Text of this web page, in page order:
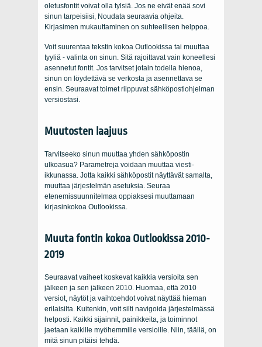
oletusfontit voivat olla tylsiä. Jos ne eivät enää sovi
sinun tarpeisiisi, Noudata seuraavia ohjeita.
Kirjasimen mukauttaminen on suhteellisen helppoa.
Voit suurentaa tekstin kokoa Outlookissa tai muuttaa
tyyliä - valinta on sinun. Sitä rajoittavat vain koneellesi
asennetut fontit. Jos tarvitset jotain todella hienoa,
sinun on löydettävä se verkosta ja asennettava se
ensin. Seuraavat toimet riippuvat sähköpostiohjelman
versiostasi.
Muutosten laajuus
Tarvitseeko sinun muuttaa yhden sähköpostin
ulkoasua? Parametreja voidaan muuttaa viesti-
ikkunassa. Jotta kaikki sähköpostit näyttävät samalta,
muuttaa järjestelmän asetuksia. Seuraa
etenemissuunnitelmaa oppiaksesi muuttamaan
kirjasinkokoa Outlookissa.
Muuta fontin kokoa Outlookissa 2010-
2019
Seuraavat vaiheet koskevat kaikkia versioita sen
jälkeen ja sen jälkeen 2010. Huomaa, että 2010
versiot, näytöt ja vaihtoehdot voivat näyttää hieman
erilaisilta. Kuitenkin, voit silti navigoida järjestelmässä
helposti. Kaikki sijainnit, painikkeita, ja toiminnot
jaetaan kaikille myöhemmille versioille. Niin, täällä, on
mitä sinun pitäisi tehdä.